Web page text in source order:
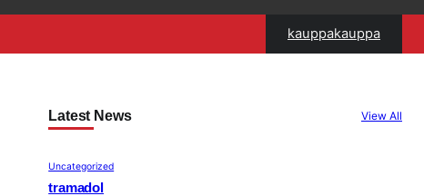
kauppakauppa
Latest News View All
Uncategorized
tramadol